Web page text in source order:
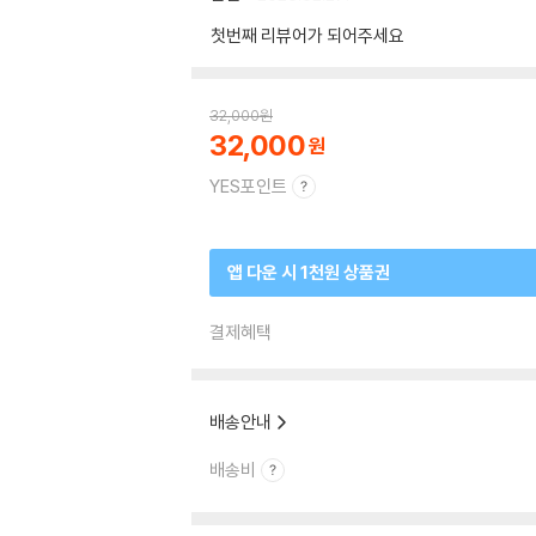
첫번째 리뷰어가 되어주세요
32,000원
32,000
YES포인트
앱 다운 시 1천원 상품권
결제혜택
배송안내
배송비